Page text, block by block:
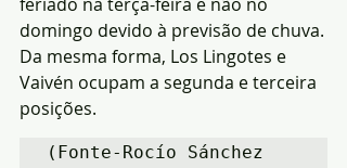
domingo devido à previsão de chuva.
Da mesma forma, Los Lingotes e
Vaivén ocupam a segunda e terceira
posições.
(Fonte-Rocío Sánchez